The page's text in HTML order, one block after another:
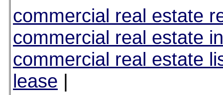
commercial real estate
commercial real estate
commercial real estate
lease |